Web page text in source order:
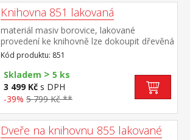
Knihovna 851 lakovaná
materiál masiv borovice, lakované
provedení ke knihovně lze dokoupit dřevěná
dvířka 855 nebo 855K cena knihovny je bez
dvířek
Kód produktu: 851
Skladem > 5 ks
3 499 Kč s DPH
-39% 5 799 Kč **
Dveře na knihovnu 855 lakované